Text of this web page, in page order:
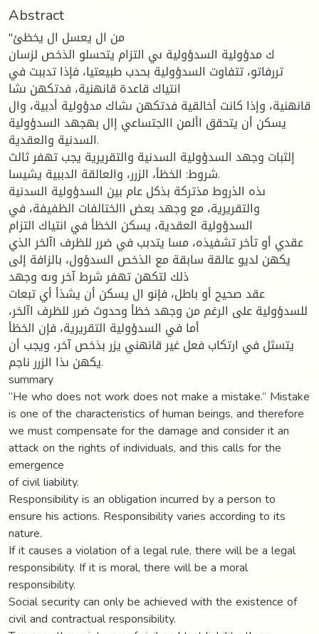
Abstract
"من ال يعسل ال يخظئ
ك مدؤولية السدؤولية ىي التزام يتحسلو الذخص لزسان
تررفاتو، تتفاوت السدؤولية بحدب طبيعتيا، فإذا تدببت في
انتياك قاعدة قانهنية، فدتكهن ىشا
قانهنية، وإذا كانت أخالقية فدتكهن ىشاك مدؤولية أدبية، وال
يسكن أن يتحقق األمن االجتساعي إال بهجهد السدؤولية
السدنية والعقدية.
إلثبات وجهد السدؤولية السدنية والتقريرية يجب تهفر ثالث
شروط: الخظأ، الزرر، والعالقة الدببية يشيسا.
ىذه الذروط مذتركة بذكل عام بين السدؤولية السدنية
والتقريرية، مع وجهد بعض االختالفات الظفيفة، في
السدؤولية العقدية، يسكن الخظأ في انتياك التزام
عقدي أو تأخر تشفيذه، مسا يتدبب في ضرر للظرف اآلخر الذي
يكهن لديو عالقة سابقة مع الذخص السدؤول، بالزافة إلى
ذلك لتكهن تهفر شرط آخر وىه وجهد
عقد صحيح أو باطل، فإنو ال يسكن أن يشذأ أي تبعات
للسدؤولية على الرغم من وجهد خظأ وحدوث ضرر للظرف اآلخر،
أما في السدؤولية التقريرية، فإن الخظأ
يتسثل في ارتكاب فعل غير قانهني يزر بذخص آخر، ويجب أن
يكهن ىذا الزرر ناجم.
summary
“He who does not work does not make a mistake.” Mistake
is one of the characteristics of human beings, and therefore
we must compensate for the damage and consider it an
attack on the rights of individuals, and this calls for the
emergence
of civil liability.
Responsibility is an obligation incurred by a person to
ensure his actions. Responsibility varies according to its
nature.
If it causes a violation of a legal rule, there will be a legal
responsibility. If it is moral, there will be a moral
responsibility.
Social security can only be achieved with the existence of
civil and contractual responsibility.